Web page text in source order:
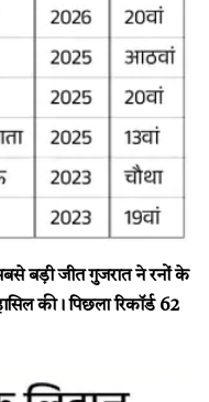
बड़ी जीतगुजरात ने रनों के
की। पिछला रिकॉर्ड 62